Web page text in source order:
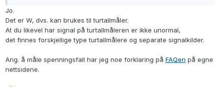
Jo.
Det er W, dvs. kan brukes til turtallmåler.
At du likevel har signal på turtallmåleren er ikke unormal,
det finnes forskjellige type turtallmålere og separate signalkilder.
Ang. å måle spenningsfall har jeg noe forklaring på FAQen på egne
nettsidene.